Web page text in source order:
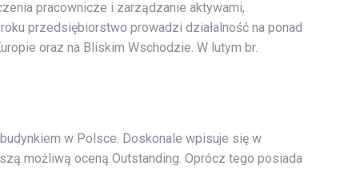
pracownicze i zarządzanie aktywami,
przedsiębiorstwo prowadzi działalność na ponad
oraz na Bliskim Wschodzie. W lutym br.
w Polsce. Doskonale wpisuje się w
możliwą oceną Outstanding. Oprócz tego posiada